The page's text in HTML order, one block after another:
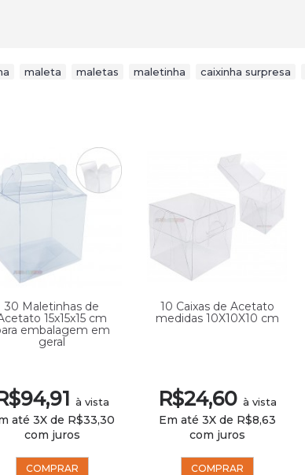
maleta maletas maletinha caixinha surpresa
30 Maletinhas de
15x15x15 cm
embalagem em
geral
à vista
até 3X de R$33,30
com juros
COMPRAR
10 Caixas de Acetato
medidas 10X10X10 cm
R$24,60 à vista
Em até 3X de R$8,63
com juros
COMPRAR